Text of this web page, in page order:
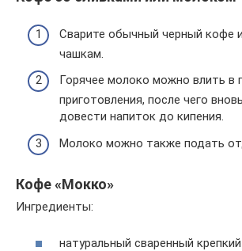
Сварите обычный черный кофе
чашкам.
Горячее молоко можно влить в
приготовления, после чего
довести напиток до кипения.
Молоко можно также подать
Кофе «Мокко»
Ингредиенты:
натуральный сваренный